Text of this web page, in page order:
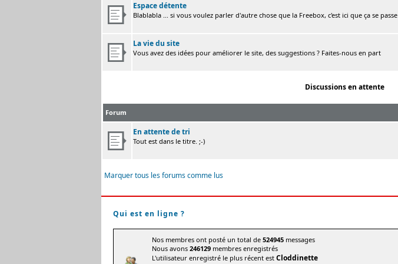
Espace détente
Blablabla ... si vous voulez parler d'autre chose que la Freebox, c'est ici que ça se passe
La vie du site
Vous avez des idées pour améliorer le site, des suggestions ? Faites-nous en part
Discussions en attente
Forum
En attente de tri
Tout est dans le titre. ;-)
Marquer tous les forums comme lus
Qui est en ligne ?
Nos membres ont posté un total de 524945 messages
Nous avons 246129 membres enregistrés
L'utilisateur enregistré le plus récent est Cloddinette